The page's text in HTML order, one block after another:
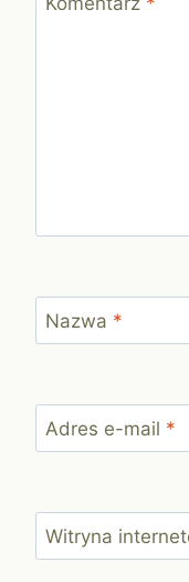
Nazwa *
Adres e-mail *
Witryna